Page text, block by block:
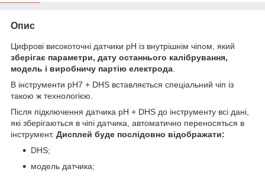
Опис
Цифрові високоточні датчики pH із внутрішнім чіпом, який
зберігає параметри, дату останнього калібрування,
модель і виробничу партію електрода
В інструменти pH7 + DHS вставляється спеціальний чіп із
такою ж технологією.
Після підключення датчика pH + DHS до інструменту всі дані,
які зберігаються в чіпі датчика, автоматично переносяться в
інструмент. Дисплей буде послідовно відображати:
DHS;
модель датчика;